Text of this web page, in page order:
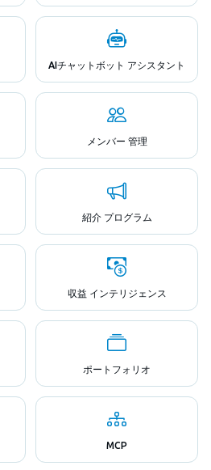
AIチャットボット アシスタント
メンバー 管理
紹介 プログラム
収益 インテリジェンス
ポートフォリオ
MCP